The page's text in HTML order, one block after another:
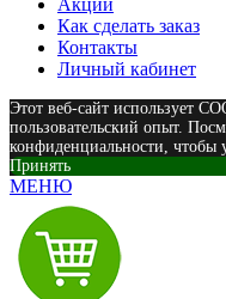
Акции
Как сделать заказ
Контакты
Личный кабинет
Этот веб-сайт использует
пользовательский опыт.
конфиденциальности, чтобы
Принять
МЕНЮ